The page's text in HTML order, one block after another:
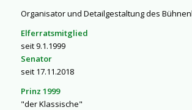
Organisator und Detailgestaltung des
Elferratsmitglied
seit 9.1.1999
Senator
seit 17.11.2018
Prinz 1999
"der Klassische"